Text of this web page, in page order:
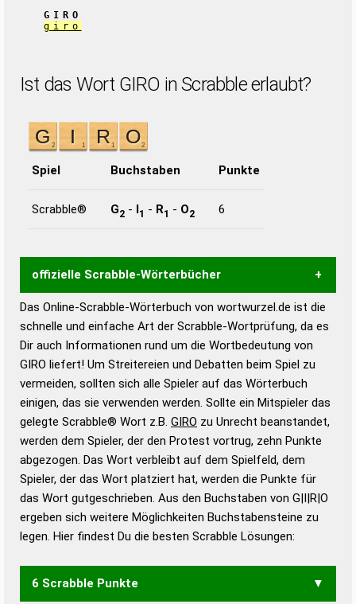
GIRO
giro
Ist das Wort GIRO in Scrabble erlaubt?
Spiel Buchstaben Punkte
Scrabble® G2 - I1 - R1 - O2 6
offizielle Scrabble-Wörterbücher
Wortwurzel liefert mit Hilfe eines semantischen
Wortanalyse-Algorithmus gute Anhaltspunkte zu
Wortbedeutung, Worttrennung und Wortform, um die
Gültigkeit eines Wortes für das Scrabble-Spiel zu
bestimmen!
zugelassene Turnier Scrabble-
Wörterbücher sind:
Duden – Standardwerk in 12 Bänden
Duden – Richtiges und gutes
Deutsch
Duden – Die deutsche Grammatik
Duden – Deutsches
Universalwörterbuch
Das Online-Scrabble-Wörterbuch von wortwurzel.de ist die
schnelle und einfache Art der Scrabble-Wortprüfung, da es
Dir auch Informationen rund um die Wortbedeutung von
GIRO liefert! Um Streitereien und Debatten beim Spiel zu
vermeiden, sollten sich alle Spieler auf das Wörterbuch
einigen, das sie verwenden werden. Sollte ein Mitspieler das
gelegte Scrabble® Wort z.B. GIRO zu Unrecht beanstandet,
werden dem Spieler, der den Protest vortrug, zehn Punkte
abgezogen. Das Wort verbleibt auf dem Spielfeld, dem
Spieler, der das Wort platziert hat, werden die Punkte für
das Wort gutgeschrieben. Aus den Buchstaben von G|I|R|O
ergeben sich weitere Möglichkeiten Buchstabensteine zu
legen. Hier findest Du die besten Scrabble Lösungen:
6 Scrabble Punkte